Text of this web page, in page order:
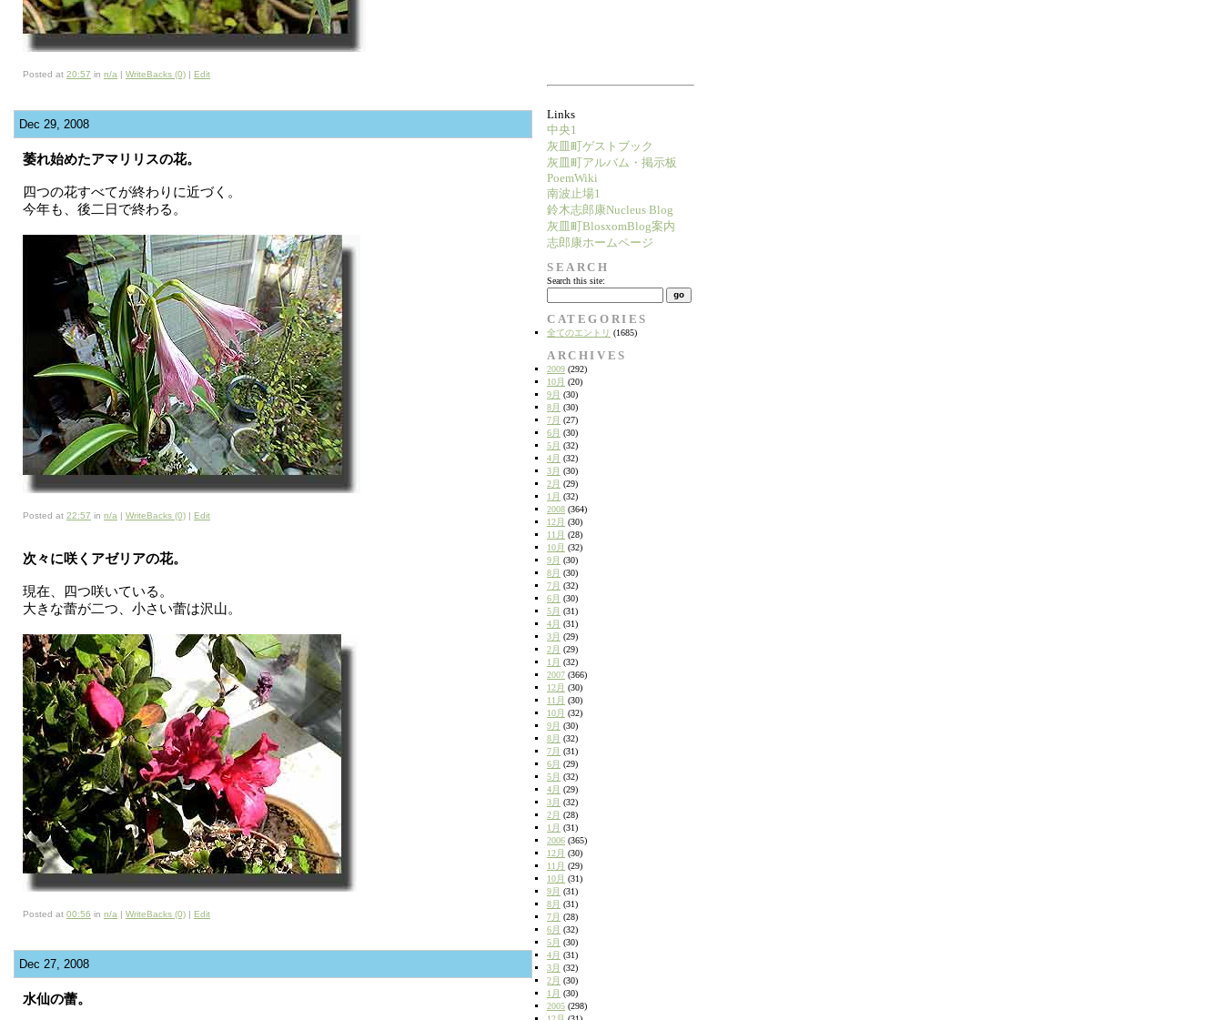
Posted at 20:57 in n/a | WriteBacks (0) | Edit
Dec 29, 2008
萎れ始めたアマリリスの花。
四つの花すべてが終わりに近づく。
今年も、後二日で終わる。
Posted at 22:57 in n/a | WriteBacks (0) | Edit
次々に咲くアゼリアの花。
現在、四つ咲いている。
大きな蕾が二つ、小さい蕾は沢山。
Posted at 00:56 in n/a | WriteBacks (0) | Edit
Dec 27, 2008
水仙の蕾。
Links
中央1
灰皿町ゲストブック
灰皿町アルバム・掲示板
PoemWiki
南波止場1
鈴木志郎康Nucleus Blog
灰皿町BlosxomBlog案内
志郎康ホームページ
SEARCH
Search this site:
CATEGORIES
全てのエントリ (1685)
ARCHIVES
2009 (292)
10月 (20)
9月 (30)
8月 (30)
7月 (27)
6月 (30)
5月 (32)
4月 (32)
3月 (30)
2月 (29)
1月 (32)
2008 (364)
12月 (30)
11月 (28)
10月 (32)
9月 (30)
8月 (30)
7月 (32)
6月 (30)
5月 (31)
4月 (31)
3月 (29)
2月 (29)
1月 (32)
2007 (366)
12月 (30)
11月 (30)
10月 (32)
9月 (30)
8月 (32)
7月 (31)
6月 (29)
5月 (32)
4月 (29)
3月 (32)
2月 (28)
1月 (31)
2006 (365)
12月 (30)
11月 (29)
10月 (31)
9月 (31)
8月 (31)
7月 (28)
6月 (32)
5月 (30)
4月 (31)
3月 (32)
2月 (30)
1月 (30)
2005 (298)